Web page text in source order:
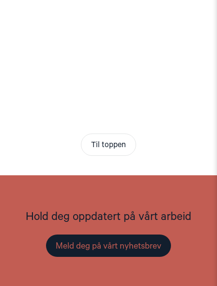
Til toppen
Hold deg oppdatert på vårt arbeid
Meld deg på vårt nyhetsbrev